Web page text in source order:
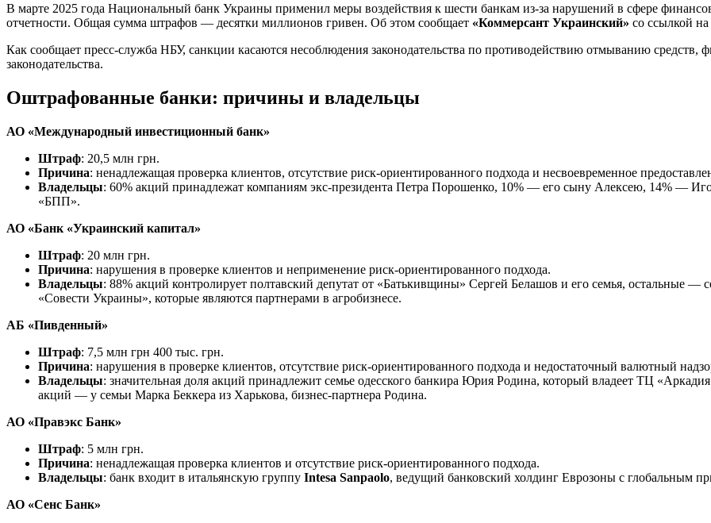
В марте 2025 года Национальный банк Украины применил меры воздействия к шести банкам из-за нарушений в сфере
отчетности. Общая сумма штрафов — десятки миллионов гривен. Об этом сообщает «Коммерсант Украинский» со ссылкой на
Как сообщает пресс-служба НБУ, санкции касаются несоблюдения законодательства по противодействию отмыванию
законодательства.
Оштрафованные банки: причины и владельцы
АО «Международный инвестиционный банк»
Штраф: 20,5 млн грн.
Причина: ненадлежащая проверка клиентов, отсутствие риск-ориентированного подхода и несвоевременное
Владельцы: 60% акций принадлежат компаниям экс-президента Петра Порошенко, 10% — его сыну Алексею, 14% —
«БПП».
АО «Банк «Украинский капитал»
Штраф: 20 млн грн.
Причина: нарушения в проверке клиентов и неприменение риск-ориентированного подхода.
Владельцы: 88% акций контролирует полтавский депутат от «Батькивщины» Сергей Белашов и его семья, остальные —
«Совести Украины», которые являются партнерами в агробизнесе.
АБ «Пивденный»
Штраф: 7,5 млн грн 400 тыс. грн.
Причина: нарушения в проверке клиентов, отсутствие риск-ориентированного подхода и недостаточный валютный
Владельцы: значительная доля акций принадлежит семье одесского банкира Юрия Родина, который владеет ТЦ
акций — у семьи Марка Беккера из Харькова, бизнес-партнера Родина.
АО «Правэкс Банк»
Штраф: 5 млн грн.
Причина: ненадлежащая проверка клиентов и отсутствие риск-ориентированного подхода.
Владельцы: банк входит в итальянскую группу Intesa Sanpaolo, ведущий банковский холдинг Еврозоны с глобальным
АО «Сенс Банк»